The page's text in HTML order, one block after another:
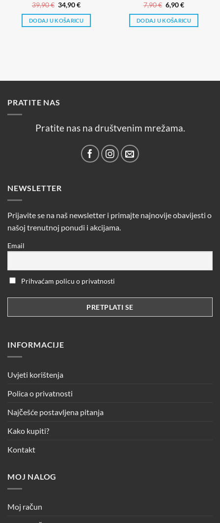
39,90€ Izvorna
cijena
bila
je:
34,90€Trenutna
je:
34,90 €.
DODAJ U KOŠARICU
7,90€ Izvorna
cijena
bila
je:
6,90€Trenutna
je:
6,90 €.
DODAJ U KOŠARICU
PRATITE NAS
Pratite nas na društvenim mrežama.
NEWSLETTER
Prijavite se na naš newsletter i primajte najnovije obavijesti o
našoj trenutnoj ponudi i akcijama.
Email
Prihvaćam policu o privatnosti
INFORMACIJE
Uvjeti korištenja
Polica o privatnosti
Najčešće postavljena pitanja
Kako kupiti?
Kontakt
MOJ NALOG
Moj račun